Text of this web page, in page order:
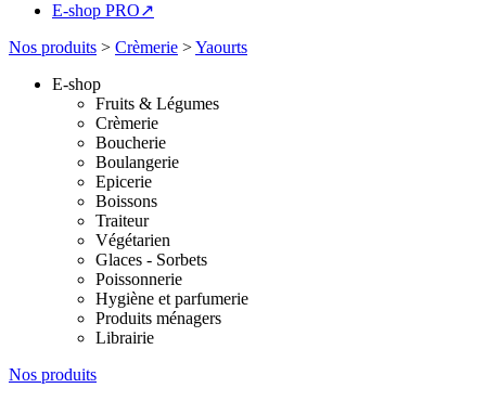
E-shop PRO↗
Nos produits > Crèmerie >Yaourts
E-shop
Fruits & Légumes
Crèmerie
Boucherie
Boulangerie
Epicerie
Boissons
Traiteur
Végétarien
Glaces - Sorbets
Poissonnerie
Hygiène et parfumerie
Produits ménagers
Librairie
Nos produits